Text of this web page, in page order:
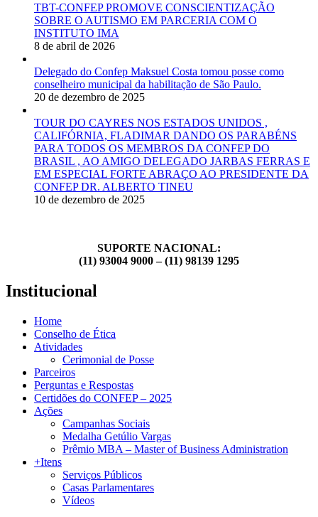
TBT-CONFEP PROMOVE CONSCIENTIZAÇÃO
SOBRE O AUTISMO EM PARCERIA COM O
INSTITUTO IMA
8 de abril de 2026
Delegado do Confep Maksuel Costa tomou posse como
conselheiro municipal da habilitação de São Paulo.
20 de dezembro de 2025
TOUR DO CAYRES NOS ESTADOS UNIDOS ,
CALIFÓRNIA, FLADIMAR DANDO OS PARABÉNS
PARA TODOS OS MEMBROS DA CONFEP DO
BRASIL , AO AMIGO DELEGADO JARBAS FERRAS E
EM ESPECIAL FORTE ABRAÇO AO PRESIDENTE DA
CONFEP DR. ALBERTO TINEU
10 de dezembro de 2025
SUPORTE NACIONAL:
(11) 93004 9000 – (11) 98139 1295
Institucional
Home
Conselho de Ética
Atividades
Cerimonial de Posse
Parceiros
Perguntas e Respostas
Certidões do CONFEP – 2025
Ações
Campanhas Sociais
Medalha Getúlio Vargas
Prêmio MBA – Master of Business Administration
+Itens
Serviços Públicos
Casas Parlamentares
Vídeos